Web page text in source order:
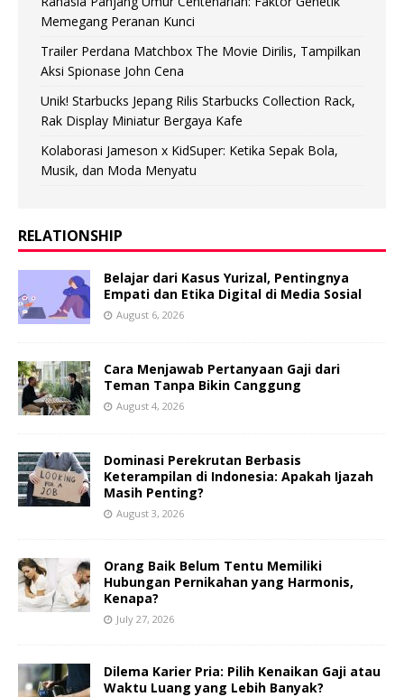
Memegang Peranan Kunci
Trailer Perdana Matchbox The Movie Dirilis, Tampilkan
Aksi Spionase John Cena
Unik! Starbucks Jepang Rilis Starbucks Collection Rack,
Rak Display Miniatur Bergaya Kafe
Kolaborasi Jameson x KidSuper: Ketika Sepak Bola,
Musik, dan Moda Menyatu
RELATIONSHIP
Belajar dari Kasus Yurizal, Pentingnya
Empati dan Etika Digital di Media Sosial
August 6, 2026
Cara Menjawab Pertanyaan Gaji dari
Teman Tanpa Bikin Canggung
August 4, 2026
Dominasi Perekrutan Berbasis
Keterampilan di Indonesia: Apakah Ijazah
Masih Penting?
August 3, 2026
Orang Baik Belum Tentu Memiliki
Hubungan Pernikahan yang Harmonis,
Kenapa?
July 27, 2026
Dilema Karier Pria: Pilih Kenaikan Gaji atau
Waktu Luang yang Lebih Banyak?